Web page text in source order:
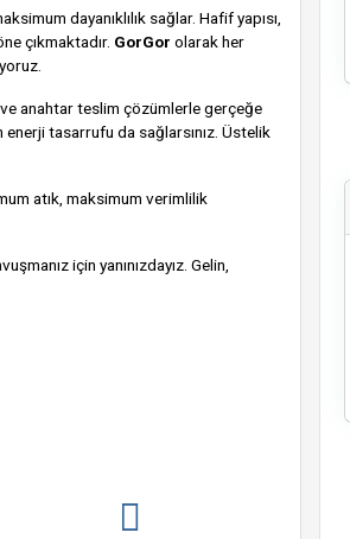
dayanıklılık sağlar. Hafif yapısı,
çıkmaktadır. GorGor olarak her
anahtar teslim çözümlerle gerçeğe
tasarrufu da sağlarsınız. Üstelik
atık, maksimum verimlilik
için yanınızdayız. Gelin,